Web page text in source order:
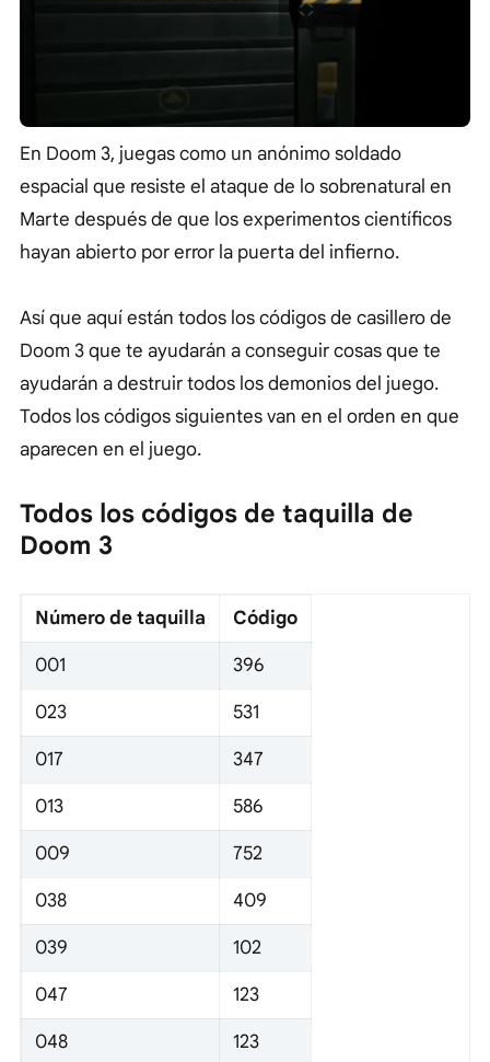
En Doom 3, juegas como un anónimo soldado
espacial que resiste el ataque de lo sobrenatural en
Marte después de que los experimentos científicos
hayan abierto por error la puerta del infierno.
Así que aquí están todos los códigos de casillero de
Doom 3 que te ayudarán a conseguir cosas que te
ayudarán a destruir todos los demonios del juego.
Todos los códigos siguientes van en el orden en que
aparecen en el juego.
Todos los códigos de taquilla de
Doom 3
Número de taquilla Código
001 396
023 531
017 347
013 586
009 752
038 409
039 102
047 123
048 123